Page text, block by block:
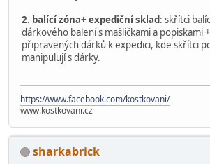
2. balící zóna+ expediční sklad: skřítci
dárkového balení s mašličkami a popiskami
připravených dárků k expedici, kde skřítci
manipulují s dárky.
https://www.facebook.com/kostkovani/
www.kostkovani.cz
sharkabrick